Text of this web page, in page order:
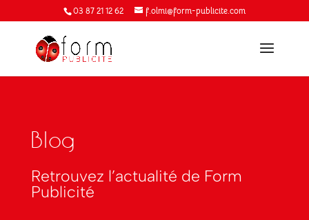
03 87 21 12 62 f.olmi@form-publicite.com
Blog
Retrouvez l’actualité de Form
Publicité